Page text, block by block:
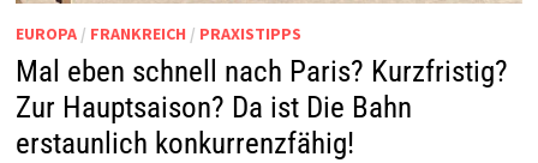
EUROPA/ FRANKREICH / PRAXISTIPPS
Mal eben schnell nach Paris? Kurzfristig?
Zur Hauptsaison? Da ist Die Bahn
erstaunlich konkurrenzfähig!